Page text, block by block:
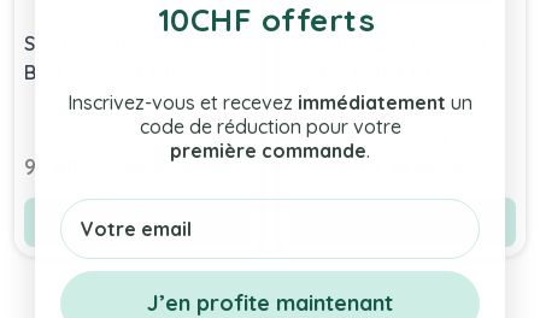
Sac à langer Mommy
Bag marine Childhome
Prix Spécial
99,00 chf Prix normal
119,90 chf
Ajouter au panier
Livraison Gratuite et
Rapide , Shop Suisse
Bientôt disponible
Prix Spécial
99,00 chf
10CHF offerts
Inscrivez-vous et recevez immédiatement un
code de réduction pour votre
première commande.
Email
J’en profite maintenant